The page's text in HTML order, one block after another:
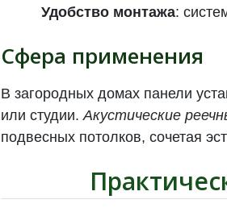
Удобство монтажа:
Сфера применения
В загородных домах панели
или студии.Акустические
подвесных потолков, сочетая